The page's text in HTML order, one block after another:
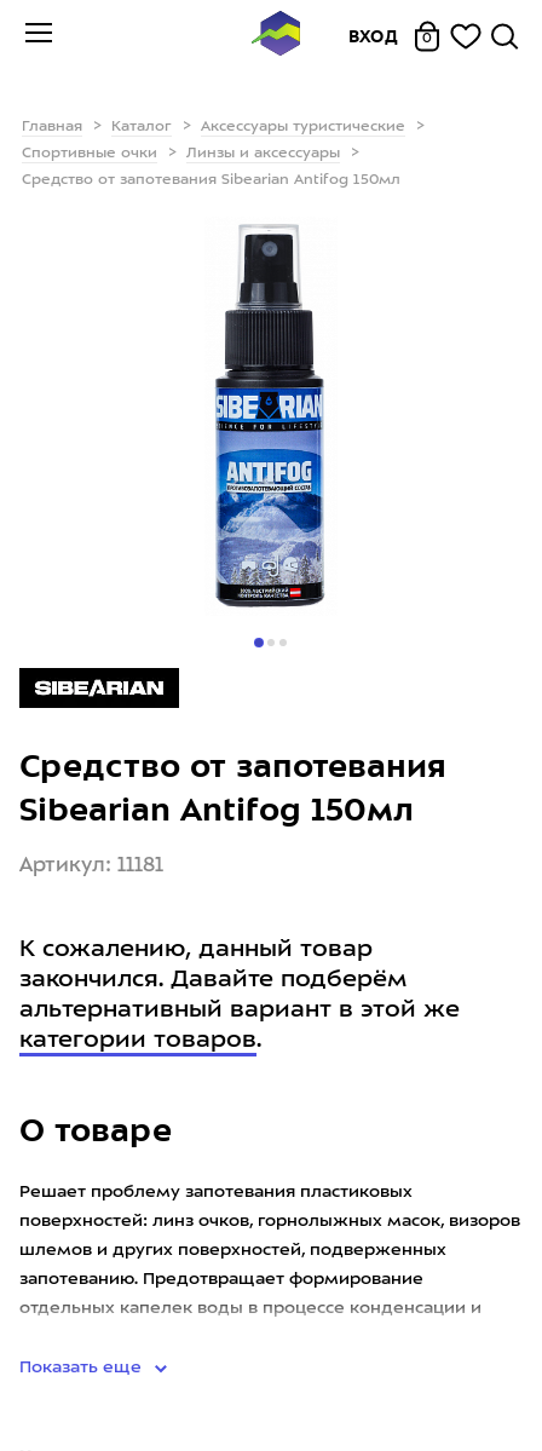
ВХОД 0
Главная Каталог
Аксессуары туристические
Спортивные очки
Линзы и аксессуары
Средство от запотевания Sibearian Antifog 150мл
О товаре
Решает проблему запотевания пластиковых
поверхностей: линз очков, горнолыжных масок, визоров
шлемов и других поверхностей, подверженных
запотеванию. Предотвращает формирование
отдельных капелек воды в процессе конденсации и
Показать еще
Средство от запотевания
Sibearian Antifog 150мл
Артикул: 11181
К сожалению, данный товар
закончился. Давайте подберём
альтернативный вариант в этой же
категории товаров.